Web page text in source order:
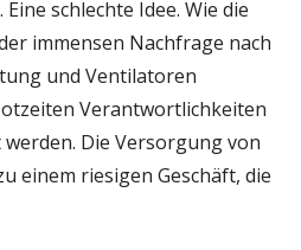
schlechte Idee. Wie die
immensen Nachfrage nach
und Ventilatoren
Verantwortlichkeiten
Die Versorgung von
einem riesigen Geschäft, die